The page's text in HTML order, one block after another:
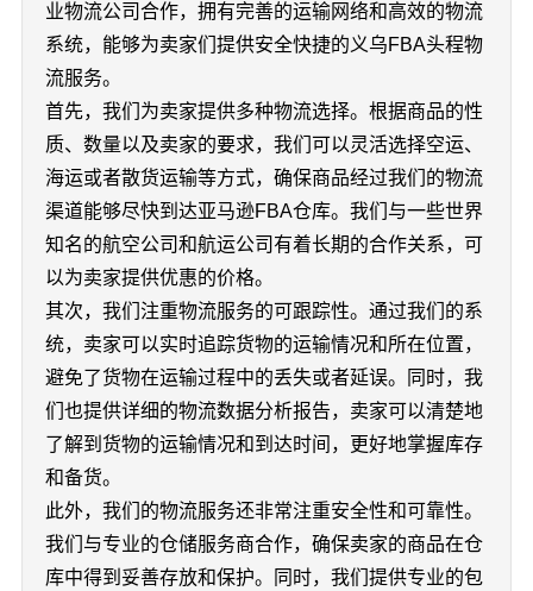
业物流公司合作，拥有完善的运输网络和高效的物流
系统，能够为卖家们提供安全快捷的义乌FBA头程物
流服务。
首先，我们为卖家提供多种物流选择。根据商品的性
质、数量以及卖家的要求，我们可以灵活选择空运、
海运或者散货运输等方式，确保商品经过我们的物流
渠道能够尽快到达亚马逊FBA仓库。我们与一些世界
知名的航空公司和航运公司有着长期的合作关系，可
以为卖家提供优惠的价格。
其次，我们注重物流服务的可跟踪性。通过我们的系
统，卖家可以实时追踪货物的运输情况和所在位置，
避免了货物在运输过程中的丢失或者延误。同时，我
们也提供详细的物流数据分析报告，卖家可以清楚地
了解到货物的运输情况和到达时间，更好地掌握库存
和备货。
此外，我们的物流服务还非常注重安全性和可靠性。
我们与专业的仓储服务商合作，确保卖家的商品在仓
库中得到妥善存放和保护。同时，我们提供专业的包